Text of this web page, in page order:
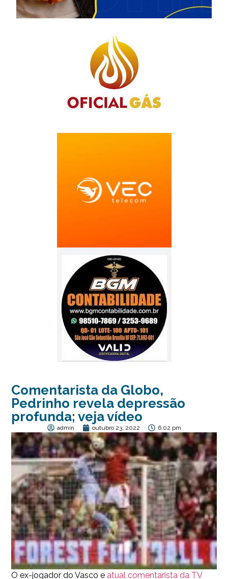
Comentarista da Globo,
Pedrinho revela depressão
profunda; veja vídeo
admin outubro 23, 2022 6:02 pm
O ex-jogador do Vasco e atual comentarista da TV